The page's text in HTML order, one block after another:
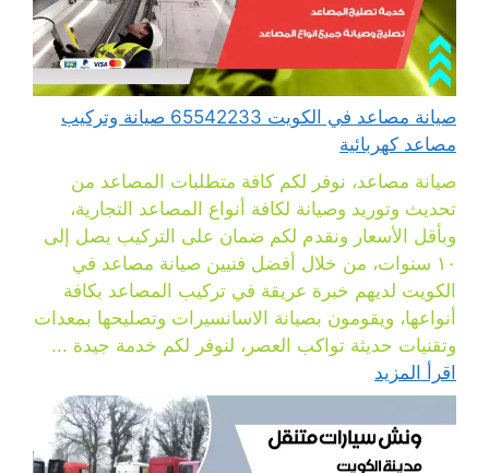
صيانة مصاعد في الكويت 65542233 صيانة وتركيب
مصاعد كهربائية
صيانة مصاعد، نوفر لكم كافة متطلبات المصاعد من
تحديث وتوريد وصيانة لكافة أنواع المصاعد التجارية،
وبأقل الأسعار ونقدم لكم ضمان على التركيب يصل إلى
١٠ سنوات، من خلال أفضل فنيين صيانة مصاعد في
الكويت لديهم خبرة عريقة في تركيب المصاعد بكافة
أنواعها، ويقومون بصيانة الاسانسيرات وتصليحها بمعدات
وتقنيات حديثة تواكب العصر، لنوفر لكم خدمة جيدة ...
اقرأ المزيد